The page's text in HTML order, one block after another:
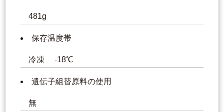
481g
保存温度帯
冷凍 -18℃
遺伝子組替原料の使用
無